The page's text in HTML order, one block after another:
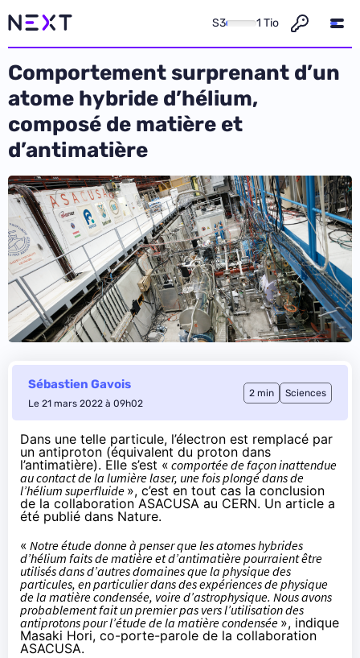
S3 1 Tio
Comportement surprenant d’un
atome hybride d’hélium,
composé de matière et
d’antimatière
Sébastien Gavois
Le 21 mars 2022 à 09h02
2 min Sciences
Dans une telle particule, l’électron est remplacé par
un antiproton (équivalent du proton dans
l’antimatière). Elle s’est « comportée de façon inattendue
au contact de la lumière laser, une fois plongé dans de
l’hélium superfluide », c’est en tout cas la conclusion
de la collaboration ASACUSA au CERN. Un article a
été publié dans Nature.
« Notre étude donne à penser que les atomes hybrides
d’hélium faits de matière et d’antimatière pourraient être
utilisés dans d’autres domaines que la physique des
particules, en particulier dans des expériences de physique
de la matière condensée, voire d’astrophysique. Nous avons
probablement fait un premier pas vers l’utilisation des
antiprotons pour l’étude de la matière condensée », indique
Masaki Hori, co-porte-parole de la collaboration
ASACUSA.